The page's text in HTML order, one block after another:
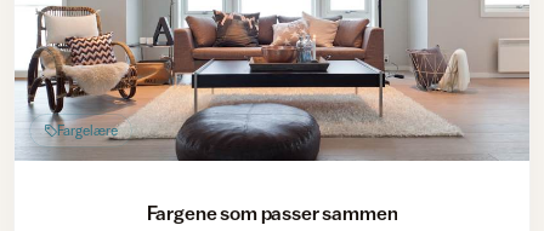
Fargelære
Fargene som passer sammen